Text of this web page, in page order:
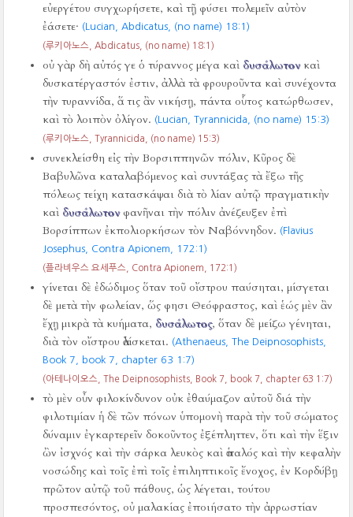
εὐεργέτου συγχωρήσετε, καὶ τῇ φύσει πολεμεῖν αὐτὸν
ἐάσετε· (Lucian, Abdicatus, (no name) 18:1)
(루키아노스, Abdicatus, (no name) 18:1)
οὐ γὰρ δὴ αὐτός γε ὁ τύραννος μέγα καὶ δυσάλωτονκαὶ
δυσκατέργαστόν ἐστιν, ἀλλὰ τὰ φρουροῦντα καὶ συνέχοντα
τὴν τυραννίδα, ἅ τις ἂν νικήσῃ, πάντα οὗτος κατώρθωσεν,
καὶ τὸ λοιπὸν ὀλίγον. (Lucian, Tyrannicida, (no name) 15:3)
(루키아노스, Tyrannicida, (no name) 15:3)
συνεκλείσθη εἰς τὴν Βορσιππηνῶν πόλιν, Κῦρος δὲ
Βαβυλῶνα καταλαβόμενος καὶ συντάξας τὰ ἔξω τῆς
πόλεως τείχη κατασκάψαι διὰ τὸ λίαν αὐτῷ πραγματικὴν
καὶ δυσάλωτονφανῆναι τὴν πόλιν ἀνέζευξεν ἐπὶ
Βορσίππων ἐκπολιορκήσων τὸν Ναβόννηδον. (Flavius
Josephus, Contra Apionem,
172:1)
(플라비우스 요세푸스, Contra Apionem, 172:1)
γίνεται δὲ ἐδώδιμος ὅταν τοῦ οἴστρου παύσηται, μίσγεται
δὲ μετὰ τὴν φωλείαν, ὥς φησι Θεόφραστος, καὶ ἑώς μὲν ἂν
ἔχῃ μικρὰ τὰ κυήματα, δυσάλωτος, ὅταν δὲ μείζω γένηται,
διὰ τὸν οἴστρου ἁλίσκεται. (Athenaeus, The Deipnosophists,
Book 7, book 7, chapter 63 1:7)
(아테나이오스, The Deipnosophists, Book 7, book 7, chapter 63 1:7)
τὸ μὲν οὖν φιλοκίνδυνον οὐκ ἐθαύμαζον αὐτοῦ διά τὴν
φιλοτιμίαν ἡ δὲ τῶν πόνων ὑπομονὴ παρὰ τὴν τοῦ σώματος
δύναμιν ἐγκαρτερεῖν δοκοῦντος ἐξέπληττεν, ὅτι καὶ τὴν ἕξιν
ὢν ἰσχνός καὶ τὴν σάρκα λευκὸς καὶ ἁπαλός καὶ τὴν κεφαλὴν
νοσώδης καὶ τοῖς ἐπὶ τοῖς ἐπιληπτικοῖς ἔνοχος, ἐν Κορδύβῃ
πρῶτον αὐτῷ τοῦ πάθους, ὡς λέγεται, τούτου
προσπεσόντος, οὐ μαλακίας ἐποιήσατο τὴν ἀρρωστίαν